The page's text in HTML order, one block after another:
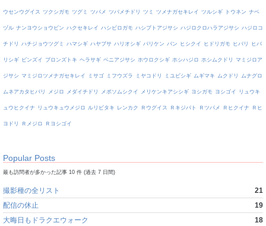
ウセンウグイス ツクシガモ ツグミ ツバメ ツバメチドリ ツミ ツメナガセキレイ ツルシギ トウネン ナベ
ヅル ナンヨウショウビン ハクセキレイ ハシビロガモ ハシブトアジサシ ハジロクロハラアジサシ ハジロコ
チドリ ハチジョウツグミ ハマシギ ハヤブサ ハリオシギ バリケン バン ヒシクイ ヒドリガモ ヒバリ ヒバ
リシギ ビンズイ ブロンズトキ ヘラサギ ベニアジサシ ホウロクシギ ホシハジロ ホシムクドリ マミジロア
ジサシ マミジロツメナガセキレイ ミサゴ ミフウズラ ミヤコドリ ミユビシギ ムギマキ ムクドリ ムナグロ
ムネアカタヒバリ メジロ メダイチドリ メボソムシクイ メリケンキアシシギ ヨシガモ ヨシゴイ リュウキ
ュウヒクイナ リュウキュウメジロ ルリビタキ レンカク Ｒウグイス Ｒキジバト Ｒツバメ Ｒヒクイナ Ｒヒ
ヨドリ Ｒメジロ Ｒヨシゴイ
Popular Posts
最も訪問者が多かった記事 10 件 (過去 7 日間)
撮影種の全リスト
21
配信の休止
19
大晦日もドラクエウォーク
18